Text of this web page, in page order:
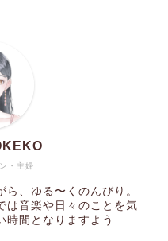
・主婦
、ゆる〜くのんびり。
は音楽や日々のことを気
時間となりますよう